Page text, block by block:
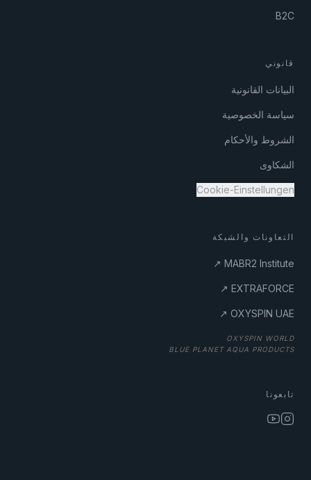
B2C
قانوني
البيانات القانونية
سياسة الخصوصية
الشروط والأحكام
الشكاوى
Cookie-Einstellungen
التعاونات والشبكة
MABR2 Institute ↗
EXTRAFORCE ↗
OXYSPIN UAE ↗
BLUE PLANET AQUA PRODUCTS
تابعونا